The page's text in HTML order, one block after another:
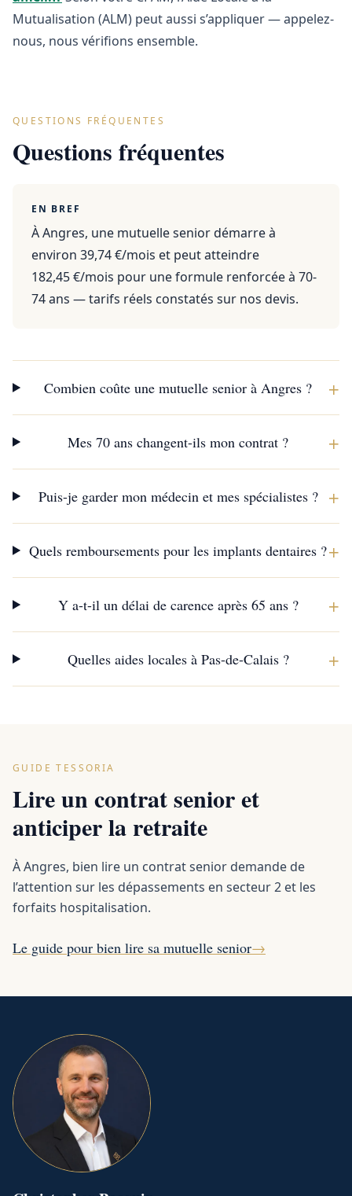
Mutualisation (ALM) peut aussi s’appliquer — appelez-
nous, nous vérifions ensemble.
QUESTIONS FRÉQUENTES
Questions fréquentes
EN BREF
À Angres, une mutuelle senior démarre à
environ 39,74 €/mois et peut atteindre
182,45 €/mois pour une formule renforcée à 70-
74 ans — tarifs réels constatés sur nos devis.
Combien coûte une mutuelle senior à Angres ? +
Mes 70 ans changent-ils mon contrat ? +
Puis-je garder mon médecin et mes spécialistes ? +
Quels remboursements pour les implants dentaires ?+
Y a-t-il un délai de carence après 65 ans ? +
Quelles aides locales à Pas-de-Calais ? +
GUIDE TESSORIA
Lire un contrat senior et
anticiper la retraite
À Angres, bien lire un contrat senior demande de
l’attention sur les dépassements en secteur 2 et les
forfaits hospitalisation.
Le guide pour bien lire sa mutuelle senior→